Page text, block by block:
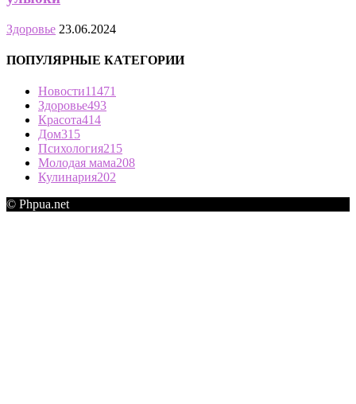
Здоровье 23.06.2024
ПОПУЛЯРНЫЕ КАТЕГОРИИ
Новости11471
Здоровье493
Красота414
Дом315
Психология215
Молодая мама208
Кулинария202
© Phpua.net